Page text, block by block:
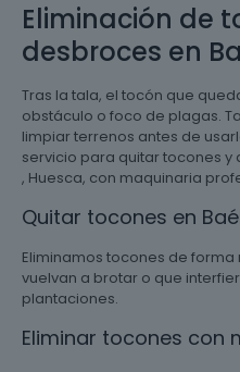
Eliminación de
desbroces en
Tras la tala, el tocón que
obstáculo o foco de plagas.
limpiar terrenos antes de
servicio para quitar tocones
, Huesca, con maquinaria
Quitar tocones en
Eliminamos tocones de
vuelvan a brotar o que
plantaciones.
Eliminar tocones con